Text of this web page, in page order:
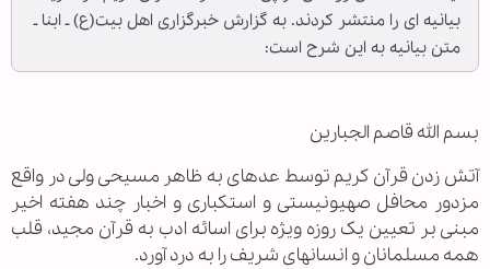
بیانیه ای را منتشر کردند. به گزارش خبرگزاری اهل بیت(ع) ـ ابنا ـ
متن بیانیه به این شرح است:
بسم الله قاصم الجبارین
آتش زدن قرآن کریم توسط عده‏ای به ظاهر مسیحی ولی در واقع
مزدور محافل صهیونیستی و استکباری و اخبار چند هفته اخیر
مبنی بر تعیین یک روزه ویژه برای اسائه ادب به قرآن مجید، قلب
همه مسلمانان و انسانهای شریف را به درد آورد.